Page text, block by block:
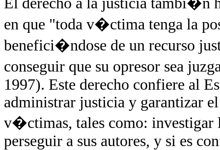
en que "toda v�ctima tenga la
benefici�ndose de un recurso
conseguir que su opresor sea
1997). Este derecho confiere al
administrar justicia y garantizar
v�ctimas, tales como: investigar
perseguir a sus autores, y si es